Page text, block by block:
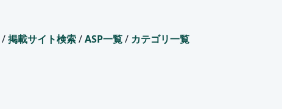
/掲載サイト検索/ASP一覧/ カテゴリ一覧